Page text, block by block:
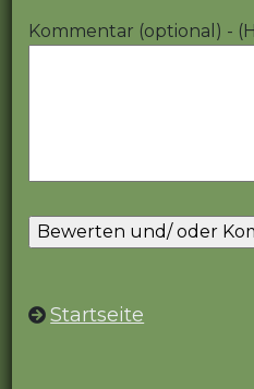
Kommentar (optional) -
Startseite